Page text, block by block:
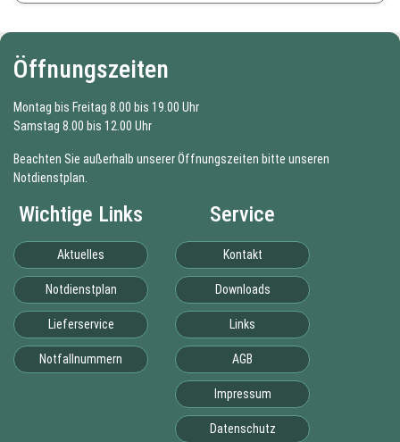
Öffnungszeiten
Montag bis Freitag 8.00 bis 19.00 Uhr
Samstag 8.00 bis 12.00 Uhr
Beachten Sie außerhalb unserer Öffnungszeiten bitte unseren
Notdienstplan
Wichtige Links
Aktuelles
Notdienstplan
Lieferservice
Notfallnummern
Service
Kontakt
Downloads
Links
AGB
Impressum
Datenschutz